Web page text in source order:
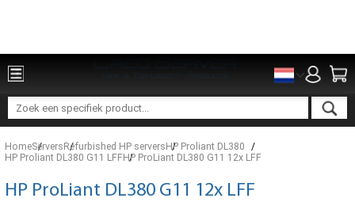
HomeServersRefurbished HP serversHP Proliant DL380
HP Proliant DL380 G11 LFFHP ProLiant DL380 G11 12x LFF
HP ProLiant DL380 G11 12x LFF